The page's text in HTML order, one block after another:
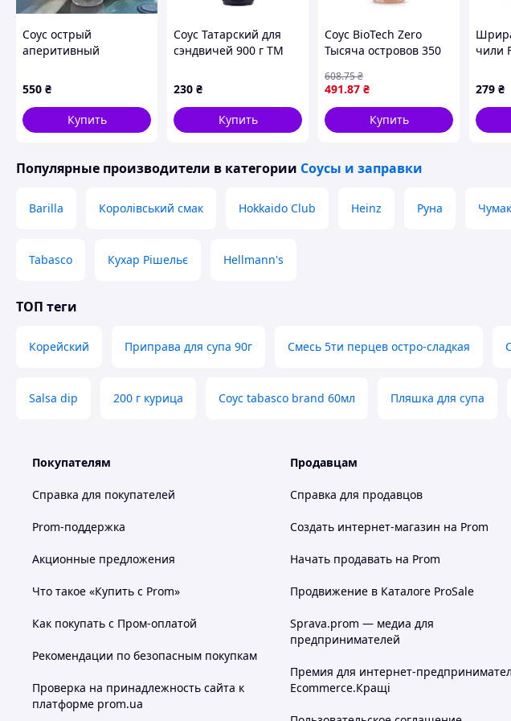
Соус острый
аперитивный
Aperitivo Picante 92 мл
550 ₴
Купить
Соус Татарский для
сэндвичей 900 г ТМ
230 ₴
Купить
Соус BioTech Zero
Тысяча островов 350
491.87 ₴
608.75₴
Купить
чили
279 ₴
Популярные производители в категории Соусы и заправки
Barilla Королівський смак Hokkaido Club Heinz Руна Чумак
Tabasco Кухар Рішельє Hellmann's
ТОП теги
Корейский Приправа для супа 90г Смесь 5ти перцев остро-сладкая
Salsa dip 200 г курица Соус tabasco brand 60мл Пляшка для супа
Покупателям
Справка для покупателей
Prom-поддержка
Акционные предложения
Что такое «Купить с Prom»
Как покупать с Пром-оплатой
Рекомендации по безопасным покупкам
Проверка на принадлежность сайта к
платформе prom.ua
Продавцам
Справка для продавцов
Создать интернет-магазин на Prom
Начать продавать на Prom
Продвижение в Каталоге ProSale
Sprava.prom — медиа для
предпринимателей
Премия для интернет-
Ecommerce.Кращі